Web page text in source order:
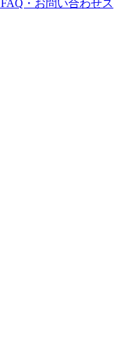
FAQ・お問い合わせス